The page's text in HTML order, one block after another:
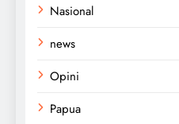
Nasional
news
Opini
Papua